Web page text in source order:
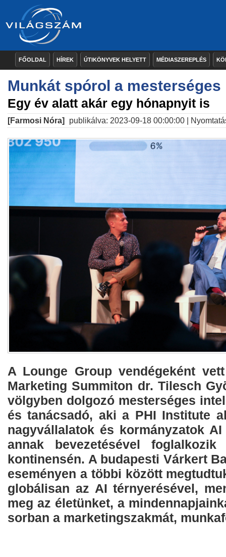
FŐOLDAL HÍREK ÚTIKÖNYVEK HELYETT MÉDIASZEREPLÉS
Munkát spórol a
Egy év alatt akár egy hónapnyit is
[Farmosi Nóra] publikálva: 2023-09-18 00:00:00 |
A Lounge Group vendégeként
Marketing Summiton dr. Tilesch
völgyben dolgozó mesterséges
és tanácsadó, aki a PHI Institute
nagyvállalatok és kormányzatok
annak bevezetésével
kontinensén. A budapesti Várkert
eseményen a többi között
globálisan az AI térnyerésével,
meg az életünket, a
sorban a marketingszakmát,